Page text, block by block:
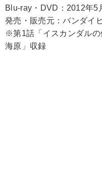
Blu-ray・DVD：2012年5
発売・販売元：バンダイ
※第1話「イスカンダル
海原」収録